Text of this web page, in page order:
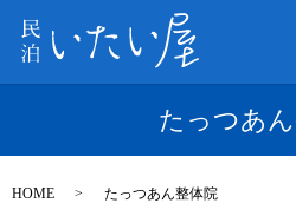
たっつあ
HOME たっつあん整体院